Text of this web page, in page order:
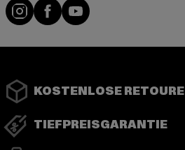
Instagram
FacebookYouTube
KOSTENLOSE RETOURE
TIEFPREISGARANTIE